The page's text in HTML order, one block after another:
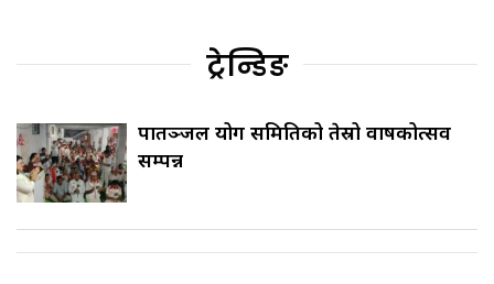
ट्रेन्डिङ
पातञ्जल योग समितिको तेस्रो वार्षिकोत्सव
सम्पन्न